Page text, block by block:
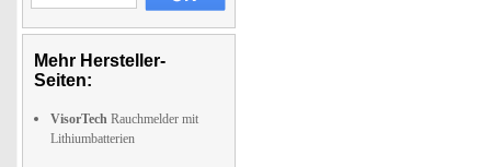
Mehr Hersteller-
Seiten:
VisorTech Rauchmelder mit
Lithiumbatterien